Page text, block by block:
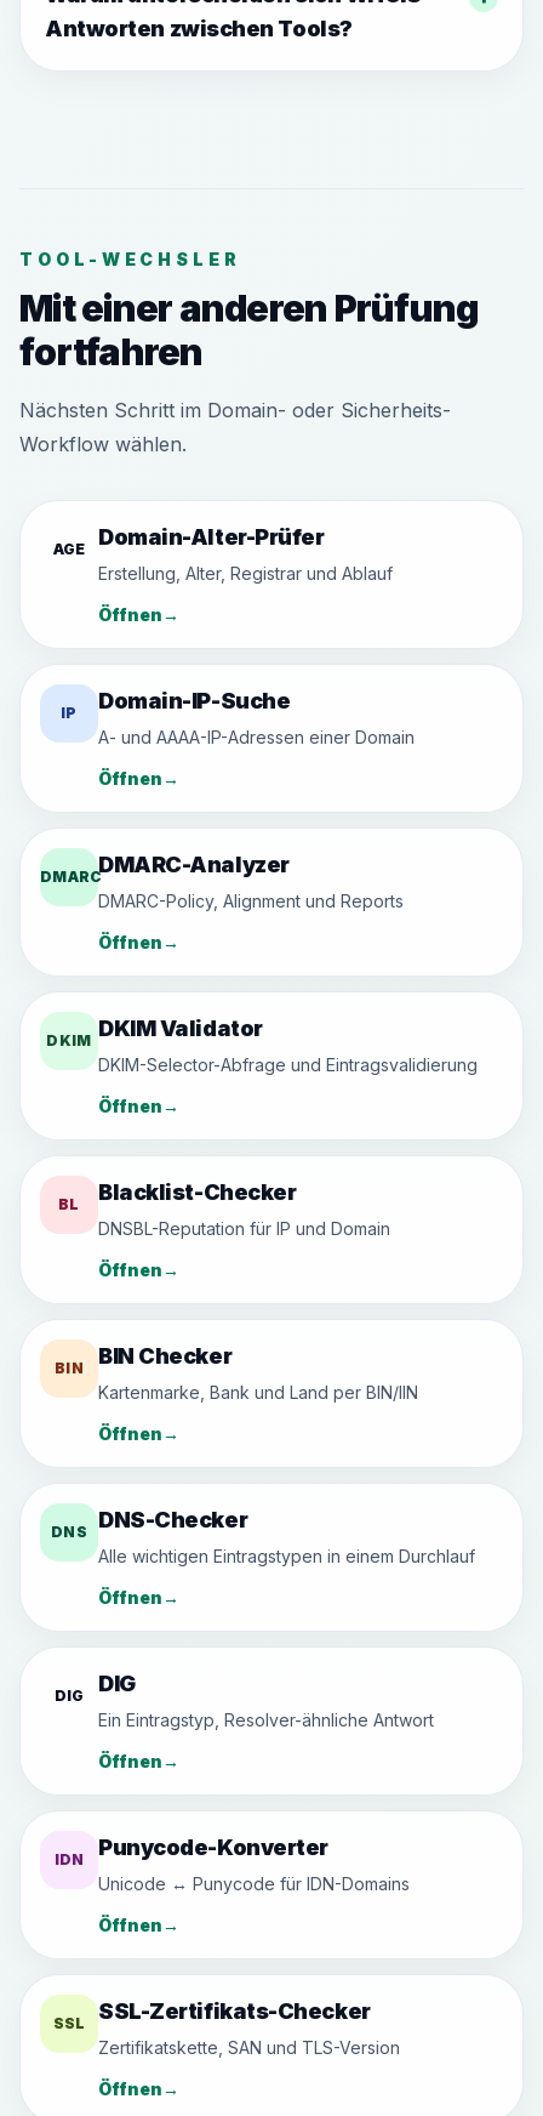
Antworten zwischen Tools?
TOOL-WECHSLER
Mit einer anderen Prüfung
fortfahren
Nächsten Schritt im Domain- oder Sicherheits-
Workflow wählen.
AGE Domain-Alter-Prüfer
Erstellung, Alter, Registrar und Ablauf
Öffnen→
IP Domain-IP-Suche
A- und AAAA-IP-Adressen einer Domain
Öffnen→
DMARCDMARC-Analyzer
DMARC-Policy, Alignment und Reports
Öffnen→
DKIM DKIM Validator
DKIM-Selector-Abfrage und Eintragsvalidierung
Öffnen→
BL Blacklist-Checker
DNSBL-Reputation für IP und Domain
Öffnen→
BIN BIN Checker
Kartenmarke, Bank und Land per BIN/IIN
Öffnen→
DNS DNS-Checker
Alle wichtigen Eintragstypen in einem Durchlauf
Öffnen→
DIG DIG
Ein Eintragstyp, Resolver-ähnliche Antwort
Öffnen→
IDN Punycode-Konverter
Unicode ↔ Punycode für IDN-Domains
Öffnen→
SSL SSL-Zertifikats-Checker
Zertifikatskette, SAN und TLS-Version
Öffnen→